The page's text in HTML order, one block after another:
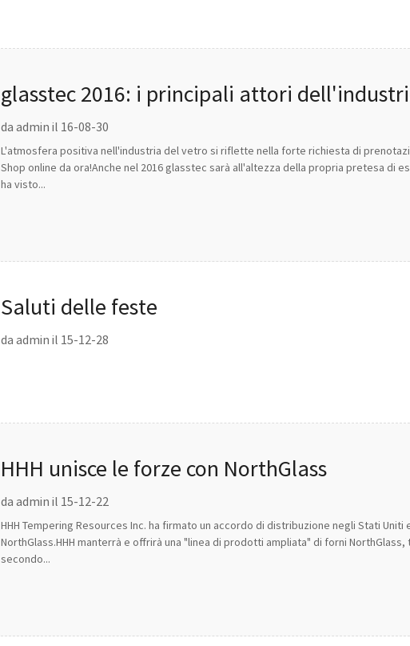
glasstec 2016: i principali attori
presenti
da admin il 16-08-30
L'atmosfera positiva nell'industria del vetro si riflette nella forte richiesta di
Shop online da ora!Anche nel 2016 glasstec sarà all'altezza della propria pretesa di
ha visto...
Saluti delle feste
da admin il 15-12-28
HHH unisce le forze con NorthGlass
da admin il 15-12-22
HHH Tempering Resources Inc. ha firmato un accordo di distribuzione negli Stati
NorthGlass.HHH manterrà e offrirà una "linea di prodotti ampliata" di forni
secondo...